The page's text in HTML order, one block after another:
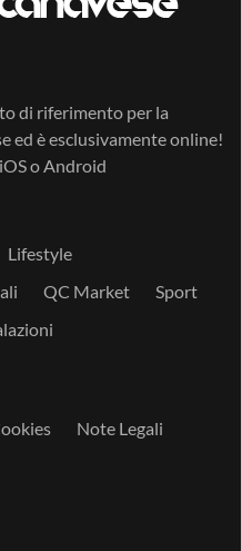
di riferimento per la
ed è esclusivamente online!
iOSo Android
Lifestyle
QC Market
Sport
Note Legali